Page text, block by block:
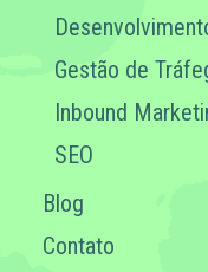
Gestão de
Inbound
SEO
Blog
Contato